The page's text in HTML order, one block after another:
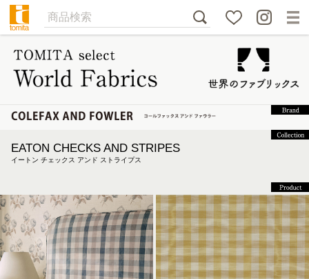
EATON CHECKS AND STRIPES
イートン チェックス アンド ストライプス